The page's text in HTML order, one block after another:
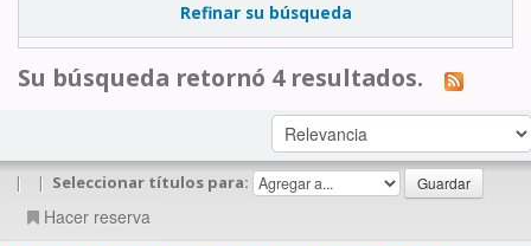
Refinar su búsqueda
Su búsqueda retornó 4 resultados.
| | Seleccionar títulos para:
Hacer reserva